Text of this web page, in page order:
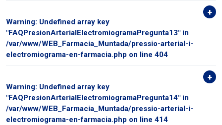
Warning: Undefined array key
"FAQPresionArterialElectromiogramaPregunta13" in
/var/www/WEB_Farmacia_Muntada/pressio-arterial-i-
electromiograma-en-farmacia.php on line 404
Warning: Undefined array key
"FAQPresionArterialElectromiogramaPregunta14" in
/var/www/WEB_Farmacia_Muntada/pressio-arterial-i-
electromiograma-en-farmacia.php on line 414